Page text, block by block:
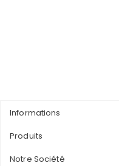
Informations
Produits
Notre Société